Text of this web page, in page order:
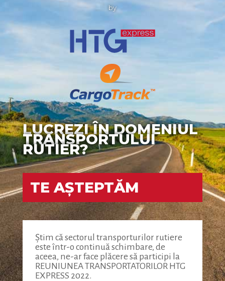
by
LUCREZI ÎN DOMENIUL
TRANSPORTULUI
RUTIER?
TE AȘTEPTĂM
Știm că sectorul transporturilor rutiere
este într-o continuă schimbare, de
aceea, ne-ar face plăcere să participi la
REUNIUNEA TRANSPORTATORILOR HTG
EXPRESS 2022.